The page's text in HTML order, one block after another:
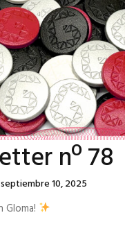
nº 78
Posted
On
Septiembre 10, 2025
Gloma!